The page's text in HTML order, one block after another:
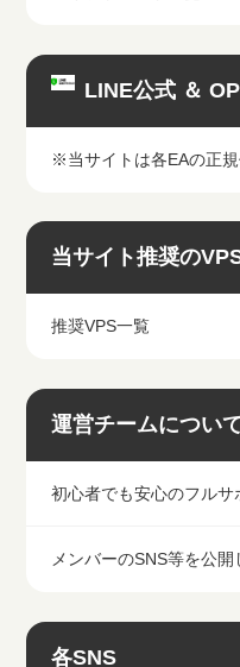
LINE公式 ＆
※当サイトは各EAの正
当サイト推奨の
推奨VPS一覧
運営チームについ
初心者でも安心のフルサ
メンバーのSNS等を公開
各SNS